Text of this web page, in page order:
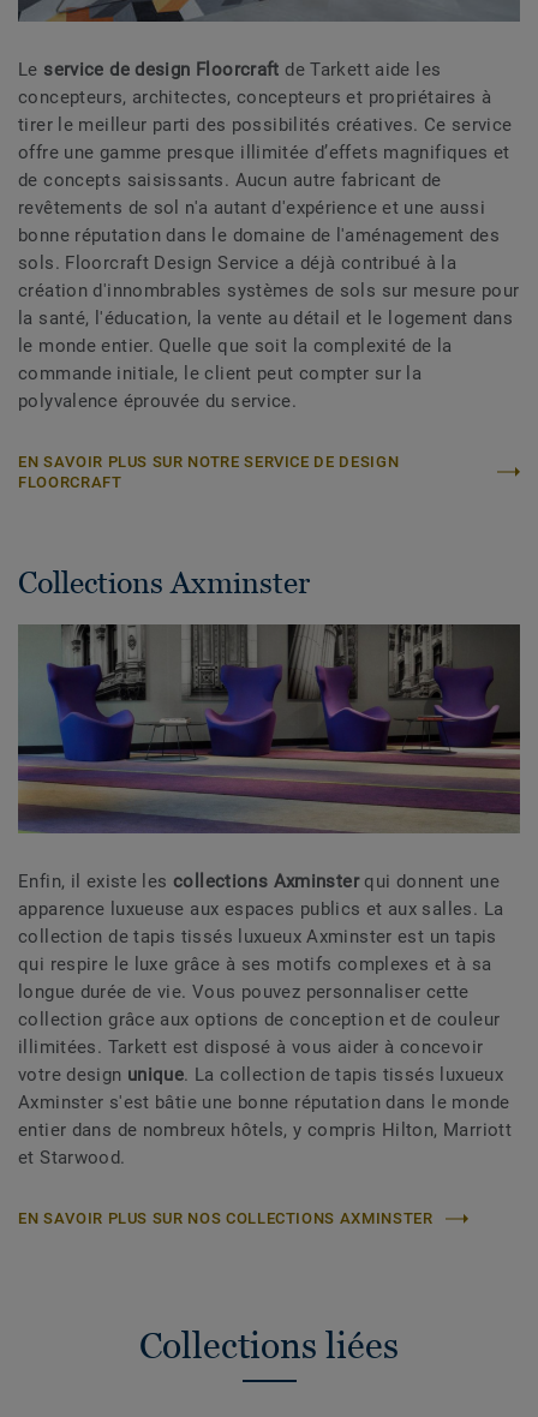
Le service de design Floorcraft de Tarkett aide les
concepteurs, architectes, concepteurs et propriétaires à
tirer le meilleur parti des possibilités créatives. Ce service
offre une gamme presque illimitée d’effets magnifiques et
de concepts saisissants. Aucun autre fabricant de
revêtements de sol n'a autant d'expérience et une aussi
bonne réputation dans le domaine de l'aménagement des
sols. Floorcraft Design Service a déjà contribué à la
création d'innombrables systèmes de sols sur mesure pour
la santé, l'éducation, la vente au détail et le logement dans
le monde entier. Quelle que soit la complexité de la
commande initiale, le client peut compter sur la
polyvalence éprouvée du service.
EN SAVOIR PLUS SUR NOTRE SERVICE DE DESIGN
FLOORCRAFT
Collections Axminster
Enfin, il existe les collections Axminsterqui donnent une
apparence luxueuse aux espaces publics et aux salles. La
collection de tapis tissés luxueux Axminster est un tapis
qui respire le luxe grâce à ses motifs complexes et à sa
longue durée de vie. Vous pouvez personnaliser cette
collection grâce aux options de conception et de couleur
illimitées. Tarkett est disposé à vous aider à concevoir
votre design unique. La collection de tapis tissés luxueux
Axminster s'est bâtie une bonne réputation dans le monde
entier dans de nombreux hôtels, y compris Hilton, Marriott
et Starwood.
EN SAVOIR PLUS SUR NOS COLLECTIONS AXMINSTER
Collections liées